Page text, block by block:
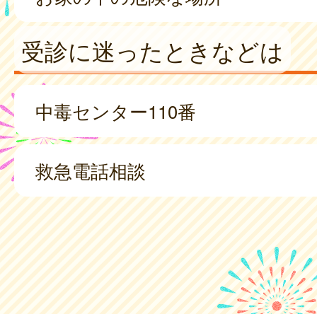
受診に迷ったときなどは
中毒センター110番
救急電話相談